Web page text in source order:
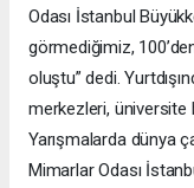
Odası İstanbul
görmediğimiz,
oluştu” dedi.
merkezleri, üniversite
Yarışmalarda dünya
Mimarlar Odası